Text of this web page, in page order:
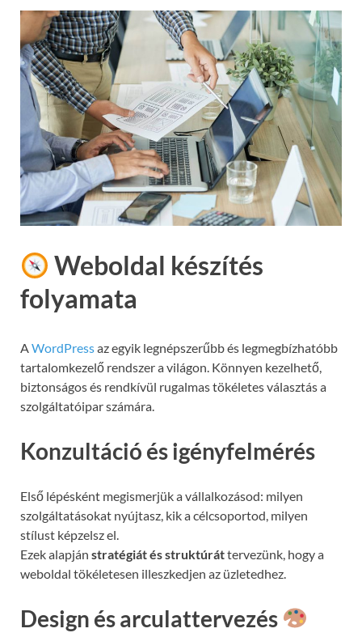
Weboldal készítés
folyamata
AWordPressaz egyik legnépszerűbb és legmegbízhatóbb
tartalomkezelő rendszer a világon. Könnyen kezelhető,
biztonságos és rendkívül rugalmas tökéletes választás a
szolgáltatóipar számára.
Konzultáció és igényfelmérés
Első lépésként megismerjük a vállalkozásod: milyen
szolgáltatásokat nyújtasz, kik a célcsoportod, milyen
stílust képzelsz el.
Ezek alapján stratégiát és struktúráttervezünk, hogy a
weboldal tökéletesen illeszkedjen az üzletedhez.
Design és arculattervezés